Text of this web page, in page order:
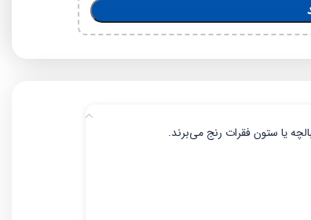
یا ستون فقرات رنج می‌برند.